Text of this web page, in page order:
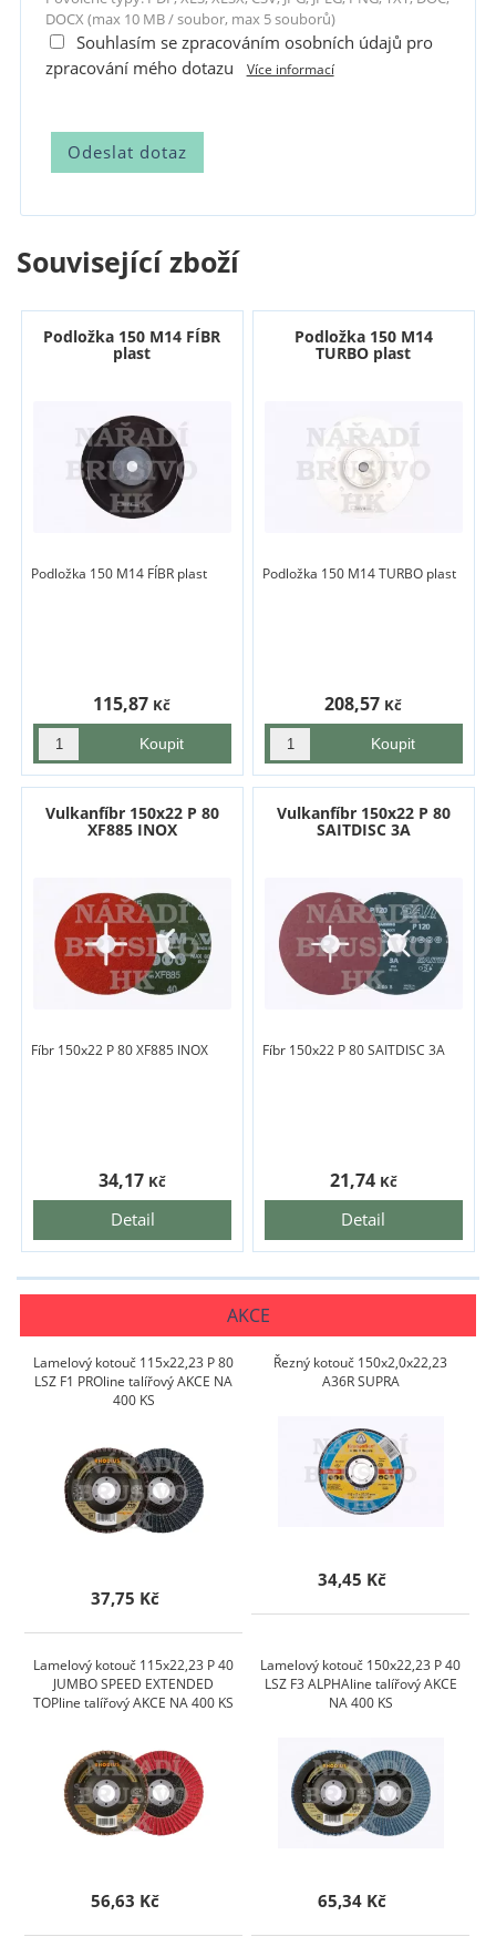
DOCX (max 10 MB / soubor, max 5 souborů)
Souhlasím se zpracováním osobních údajů pro
zpracování mého dotazu
Více informací
Související zboží
Podložka 150 M14 FÍBR
plast
Podložka 150 M14 FÍBR plast
115,87 Kč
Podložka 150 M14
TURBO plast
Podložka 150 M14 TURBO plast
208,57 Kč
Vulkanfíbr 150x22 P 80
XF885 INOX
Fíbr 150x22 P 80 XF885 INOX
Detail
34,17 Kč
Vulkanfíbr 150x22 P 80
SAITDISC 3A
Fíbr 150x22 P 80 SAITDISC 3A
Detail
21,74 Kč
AKCE
Lamelový kotouč 115x22,23 P 80
LSZ F1 PROline talířový AKCE NA
400 KS
37,75 Kč
Řezný kotouč 150x2,0x22,23
A36R SUPRA
34,45 Kč
Lamelový kotouč 115x22,23 P 40
JUMBO SPEED EXTENDED
TOPline talířový AKCE NA 400 KS
56,63 Kč
Lamelový kotouč 150x22,23 P 40
LSZ F3 ALPHAline talířový AKCE
NA 400 KS
65,34 Kč